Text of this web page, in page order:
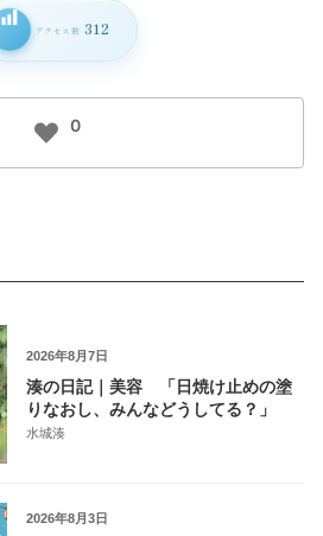
アクセス数 312
0
2026年8月7日
湊の日記｜美容 「日焼け止めの塗
りなおし、みんなどうしてる？」
水城湊
2026年8月3日